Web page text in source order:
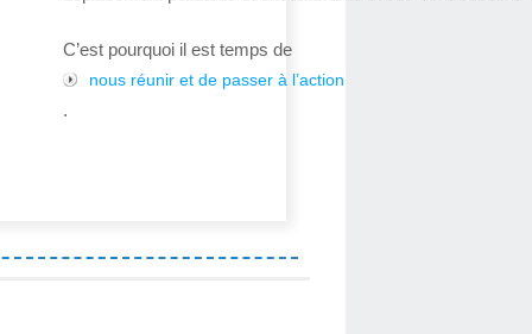
C’est pourquoi il est temps de
nous réunir et de passer à l’action
.